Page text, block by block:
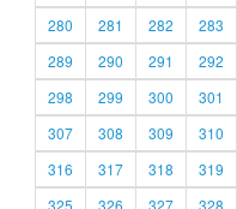
280
281 282 283
289
290 291 292
298
299 300 301
307
308 309 310
316
317 318 319
325
326 327 328